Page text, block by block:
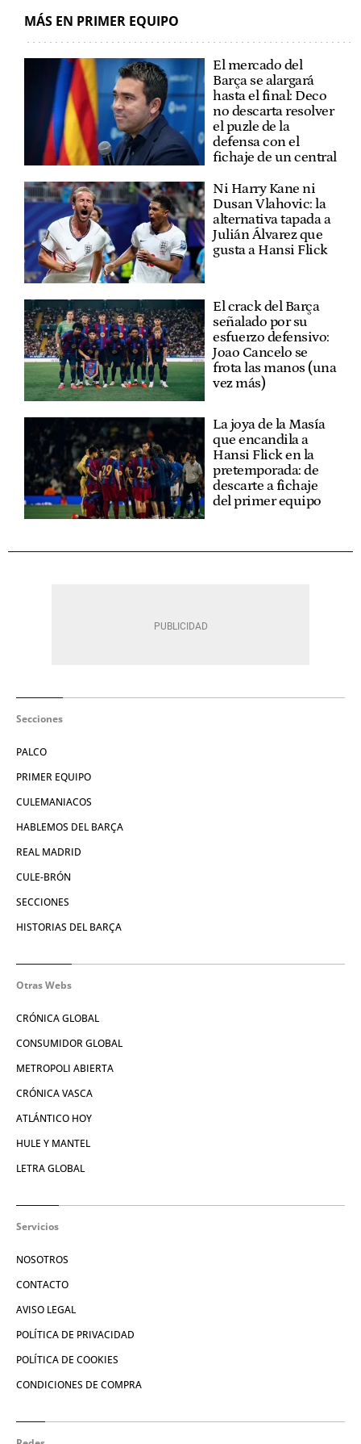
MÁS EN PRIMER EQUIPO
El mercado del
Barça se alargará
hasta el final: Deco
no descarta resolver
el puzle de la
defensa con el
fichaje de un central
Ni Harry Kane ni
Dusan Vlahovic: la
alternativa tapada a
Julián Álvarez que
gusta a Hansi Flick
El crack del Barça
señalado por su
esfuerzo defensivo:
Joao Cancelo se
frota las manos (una
vez más)
La joya de la Masía
que encandila a
Hansi Flick en la
pretemporada: de
descarte a fichaje
del primer equipo
Secciones
PALCO
PRIMER EQUIPO
CULEMANIACOS
HABLEMOS DEL BARÇA
REAL MADRID
CULE-BRÓN
SECCIONES
HISTORIAS DEL BARÇA
Otras Webs
CRÓNICA GLOBAL
CONSUMIDOR GLOBAL
METROPOLI ABIERTA
CRÓNICA VASCA
ATLÁNTICO HOY
HULE Y MANTEL
LETRA GLOBAL
Servicios
NOSOTROS
CONTACTO
AVISO LEGAL
POLÍTICA DE PRIVACIDAD
POLÍTICA DE COOKIES
CONDICIONES DE COMPRA